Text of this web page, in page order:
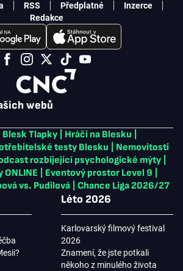
webů
Blesk Tlapky Hráči na Blesku
testy Blesku
Nemovitosti
rozbíjející psychologické mýty
Eventový prostor Level 9
vs. Pudilová
Chance Liga 2026/27
Léto 2026
Karlovarský filmový festival
2026
Znamení, že jste potkali
někoho z minulého života
RSS Předplatné
Inzerce
Redakce